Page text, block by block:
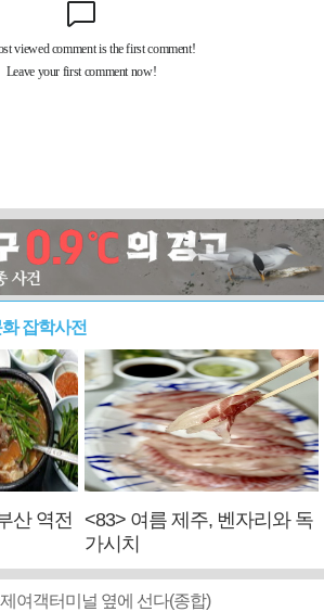
잡학사전
산 역전
<83> 여름 제주, 벤자리와 독
가시치
여객터미널 옆에 선다(종합)